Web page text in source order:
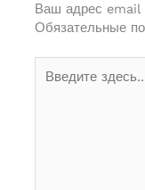
Ваш адрес email
Обязательные
здесь...